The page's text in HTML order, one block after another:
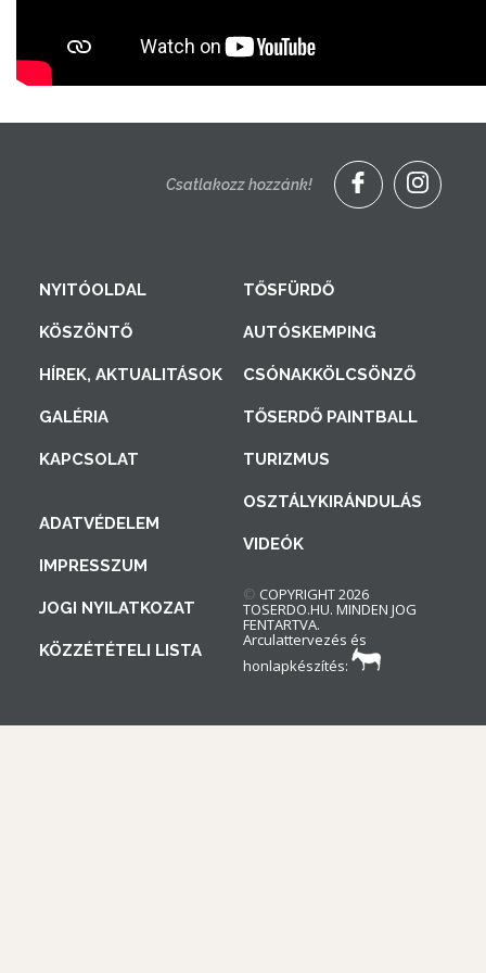
NYITÓOLDAL
KÖSZÖNTŐ
HÍREK, AKTUALITÁSOK
GALÉRIA
KAPCSOLAT
ADATVÉDELEM
IMPRESSZUM
JOGI NYILATKOZAT
KÖZZÉTÉTELI LISTA
TŐSFÜRDŐ
AUTÓSKEMPING
CSÓNAKKÖLCSÖNZŐ
TŐSERDŐ PAINTBALL
TURIZMUS
OSZTÁLYKIRÁNDULÁS
VIDEÓK
© COPYRIGHT 2026
TOSERDO.HU. MINDEN JOG
FENTARTVA.
Arculattervezés és
honlapkészítés:
Csatlakozz hozzánk!